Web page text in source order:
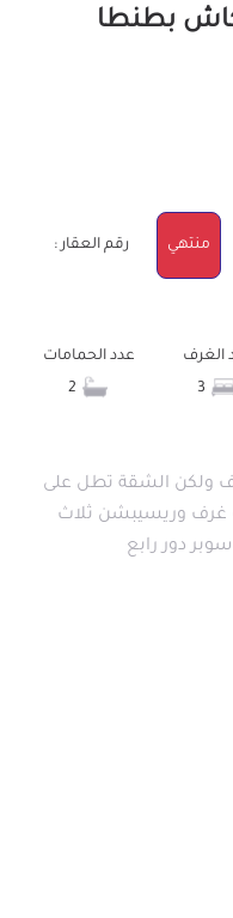
للبيع كاش بطنطا
منتهي رقم العقار :
الغرف
عدد الحمامات
ولكن الشقة تطل على
غرف وريسيبشن ثلاث
دور رابع